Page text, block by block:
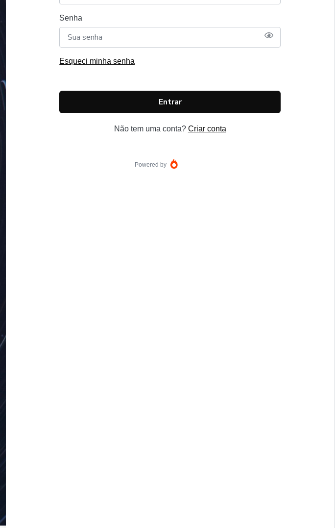
Senha
Esqueci minha senha
Entrar
Não tem uma conta? Criar conta
Powered by